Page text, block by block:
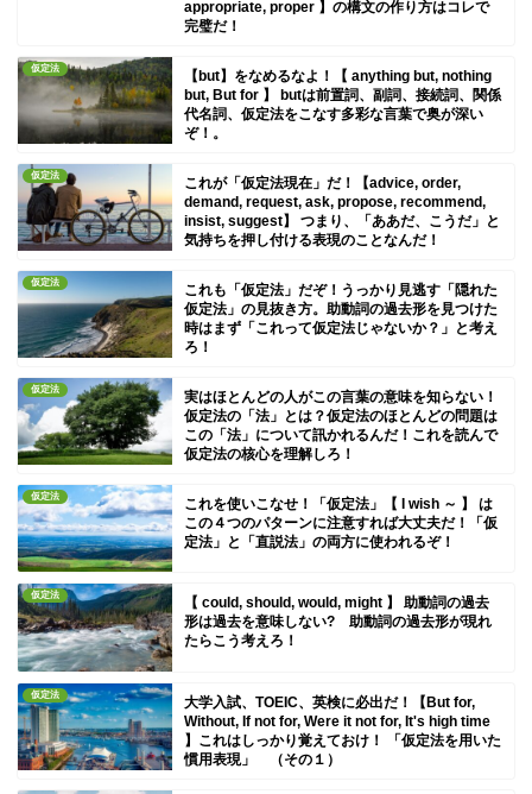
appropriate, proper 】の構文の作り方はコレで
完璧だ！
仮定法
【but】をなめるなよ！【 anything but, nothing
but, But for 】 butは前置詞、副詞、接続詞、関係
代名詞、仮定法をこなす多彩な言葉で奥が深い
ぞ！。
仮定法
これが「仮定法現在」だ！【advice, order,
demand, request, ask, propose, recommend,
insist, suggest】 つまり、「ああだ、こうだ」と
気持ちを押し付ける表現のことなんだ！
仮定法
これも「仮定法」だぞ！うっかり見逃す「隠れた
仮定法」の見抜き方。助動詞の過去形を見つけた
時はまず「これって仮定法じゃないか？」と考え
ろ！
仮定法
実はほとんどの人がこの言葉の意味を知らない！
仮定法の「法」とは？仮定法のほとんどの問題は
この「法」について訊かれるんだ！これを読んで
仮定法の核心を理解しろ！
仮定法
これを使いこなせ！「仮定法」【 I wish ～ 】 は
この４つのパターンに注意すれば大丈夫だ！「仮
定法」と「直説法」の両方に使われるぞ！
仮定法
【 could, should, would, might 】 助動詞の過去
形は過去を意味しない? 助動詞の過去形が現れ
たらこう考えろ！
仮定法
大学入試、TOEIC、英検に必出だ！【But for,
Without, If not for, Were it not for, It's high time
】これはしっかり覚えておけ！ 「仮定法を用いた
慣用表現」 （その１）